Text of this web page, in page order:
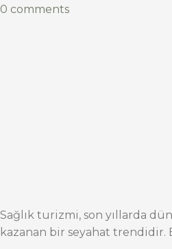
0 comments
Sağlık turizmi, son yıllarda
kazanan bir seyahat